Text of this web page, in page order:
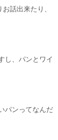
話出来たり、
し、パンとワイ
パンってなんだ